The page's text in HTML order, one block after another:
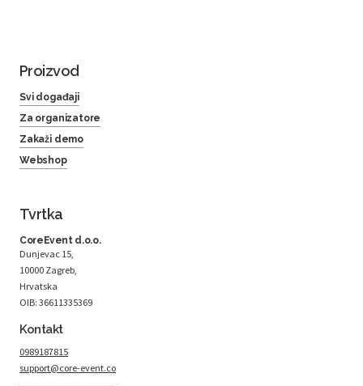
Proizvod
Svi događaji
Za organizatore
Zakaži demo
Webshop
Tvrtka
CoreEvent d.o.o.
Dunjevac 15,
10000 Zagreb,
Hrvatska
OIB: 36611335369
Kontakt
0989187815
support@core-event.co